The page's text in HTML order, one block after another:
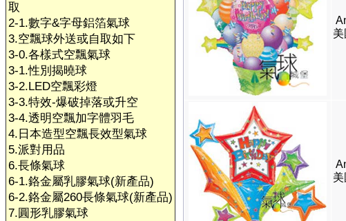
取
2-1.數字&字母鋁箔氣球
3.空飄球外送或自取如下
3-0.各樣式空飄氣球
3-1.性別揭曉球
3-2.LED空飄彩燈
3-3.特效-爆破掉落或升空
3-4.透明空飄加字體羽毛
4.日本造型空飄長效型氣球
5.派對用品
6.長條氣球
6-1.鉻金屬乳膠氣球(新產品)
6-2.鉻金屬260長條氣球(新產品)
7.圓形乳膠氣球